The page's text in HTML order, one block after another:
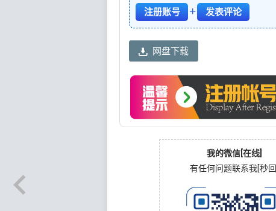
注册账号 + 发表评论
网盘下载
我的微信[在线]
有任何问题联系我[秒回]